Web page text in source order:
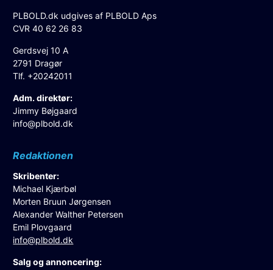
PLBOLD.dk udgives af PLBOLD Aps
CVR 40 62 26 83
Gerdsvej 10 A
2791 Dragør
Tlf. +20242011
Adm. direktør:
Jimmy Bøjgaard
info@plbold.dk
Redaktionen
Skribenter:
Michael Kjærbøl
Morten Bruun Jørgensen
Alexander Walther Petersen
Emil Plovgaard
info@plbold.dk
Salg og annoncering: